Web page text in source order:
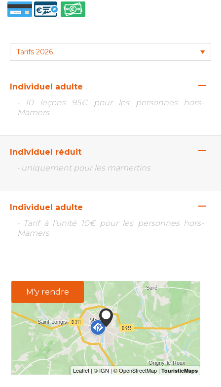
Individuel adulte
—
• 10 leçons 95€ pour les personnes hors-
Mamers
Individuel réduit
—
• uniquement pour les mamertins
Individuel adulte
—
• Tarif à l'unité 10€ pour les personnes hors-
Mamers
M'y rendre